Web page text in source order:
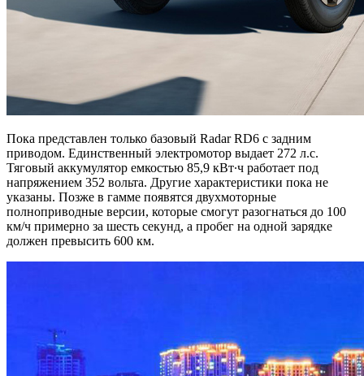
Пока представлен только базовый Radar RD6 с задним
приводом. Единственный электромотор выдает 272 л.с.
Тяговый аккумулятор емкостью 85,9 кВт∙ч работает под
напряжением 352 вольта. Другие характеристики пока не
указаны. Позже в гамме появятся двухмоторные
полноприводные версии, которые смогут разогнаться до 100
км/ч примерно за шесть секунд, а пробег на одной зарядке
должен превысить 600 км.